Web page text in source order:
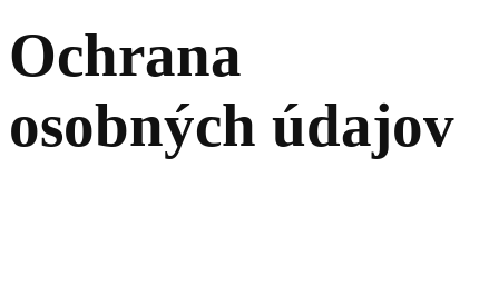
Ochrana
osobných údajov